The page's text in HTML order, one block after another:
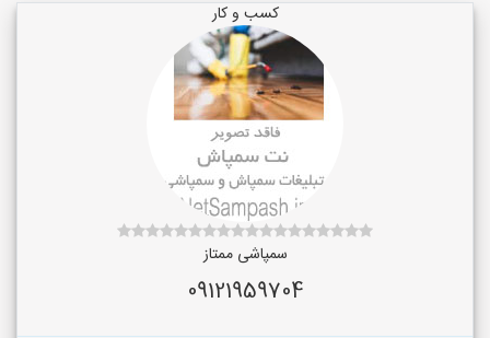
کسب و کار
سمپاشی ممتاز
09121959704